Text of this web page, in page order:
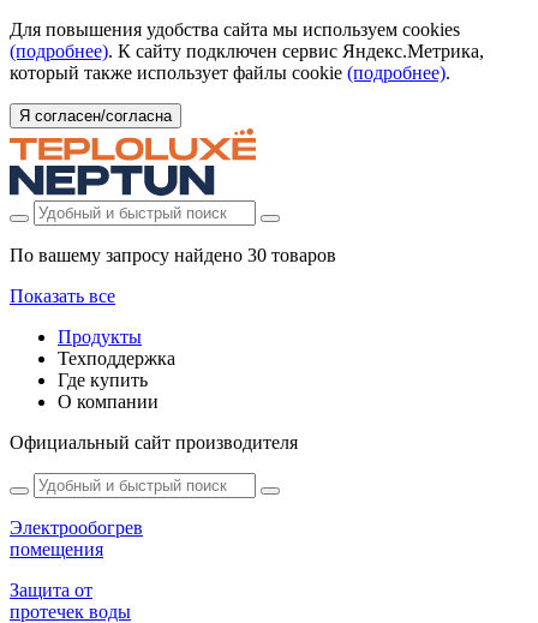
Для повышения удобства сайта мы используем cookies
(подробнее). К сайту подключен сервис Яндекс.Метрика,
который также использует файлы cookie (подробнее).
Я согласен/согласна
По вашему запросу найдено 30 товаров
Показать все
Продукты
Техподдержка
Где купить
О компании
Официальный сайт производителя
Электрообогрев
помещения
Защита от
протечек воды